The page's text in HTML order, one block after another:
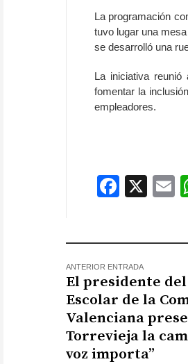
La programación
tuvo lugar una
se desarrolló una
La iniciativa
fomentar la
empleadores.
X
ANTERIOR ENTRADA
El presidente
Escolar de la
Valenciana
Torrevieja la
voz importa”